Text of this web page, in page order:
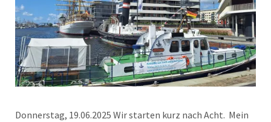
Donnerstag, 19.06.2025 Wir starten kurz nach Acht. Mein